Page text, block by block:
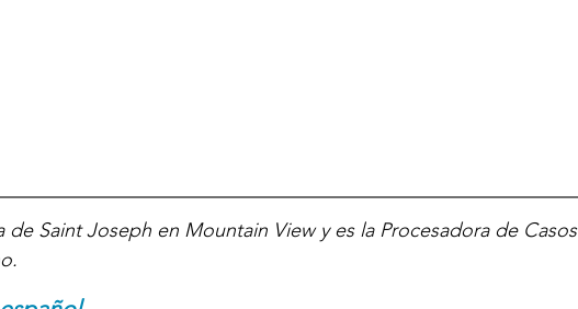
Saint Joseph en Mountain View y es la Procesadora de